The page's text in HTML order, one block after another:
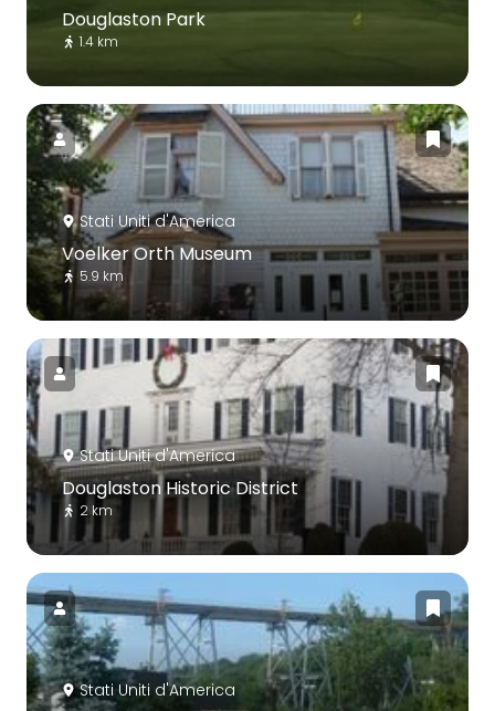
Douglaston Park
1.4 km
Stati Uniti d'America
Voelker Orth Museum
5.9 km
Stati Uniti d'America
Douglaston Historic District
2 km
Stati Uniti d'America